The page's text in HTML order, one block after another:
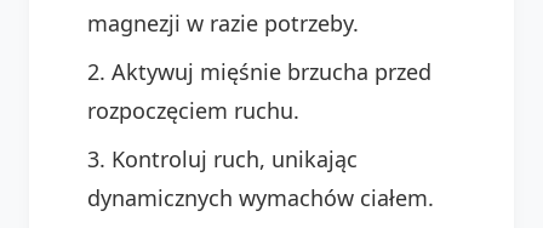
magnezji w razie potrzeby.
Aktywuj mięśnie brzucha przed
rozpoczęciem ruchu.
Kontroluj ruch, unikając
dynamicznych wymachów ciałem.